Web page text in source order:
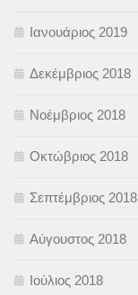
Ιανουάριος 2019
Δεκέμβριος 2018
Νοέμβριος 2018
Οκτώβριος 2018
Σεπτέμβριος 2018
Αύγουστος 2018
Ιούλιος 2018